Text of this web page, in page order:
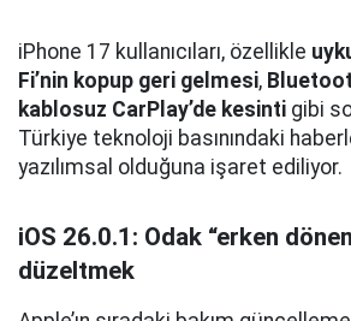
iPhone 17 kullanıcıları, özellikle
Fi’nin kopup geri gelmesi,
kablosuz CarPlay’de kesinti gibi
Türkiye teknoloji basınındaki
yazılımsal olduğuna işaret ediliyor.
iOS 26.0.1: Odak “erken
düzeltmek